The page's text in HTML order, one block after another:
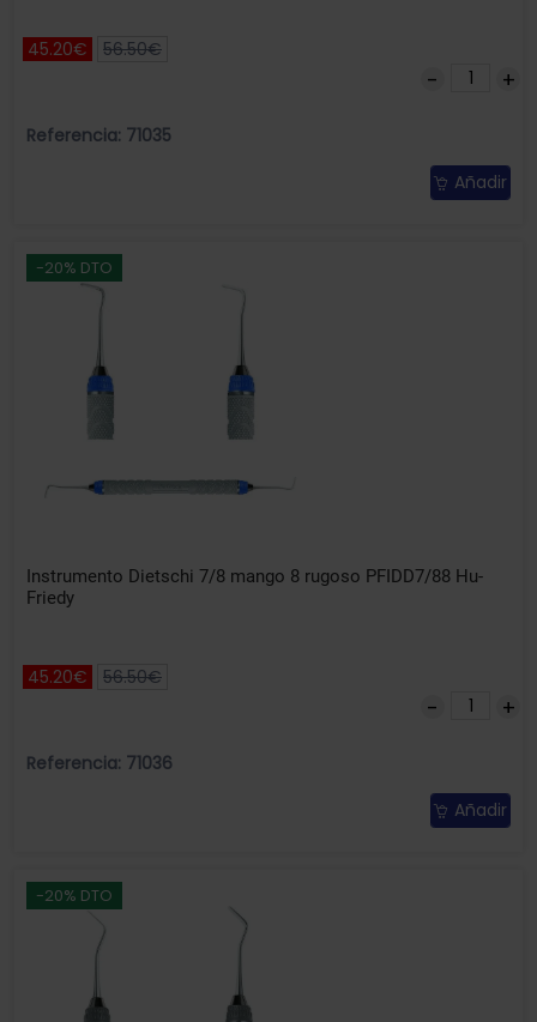
45.20€ 56.50€
Referencia: 71035
Añadir
-20% DTO
Instrumento Dietschi 7/8 mango 8 rugoso PFIDD7/88 Hu-
Friedy
45.20€ 56.50€
Referencia: 71036
Añadir
-20% DTO